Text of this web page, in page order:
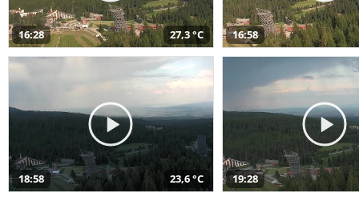
16:28 27,3 °C 16:58
18:58 23,6 °C 19:28